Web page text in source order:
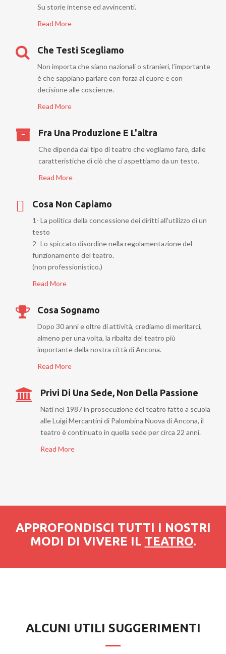
Su storie intense ed avvincenti.
Read More
Che Testi Scegliamo
Non importa che siano nazionali o stranieri, l’importante
è che sappiano parlare con forza al cuore e con
decisione alle coscienze.
Read More
Fra Una Produzione E L'altra
Che dipenda dal tipo di teatro che vogliamo fare, dalle
caratteristiche di ciò che ci aspettiamo da un testo.
Read More
Cosa Non Capiamo
1- La politica della concessione dei diritti all'utilizzo di un
testo
2- Lo spiccato disordine nella regolamentazione del
funzionamento del teatro.
(non professionistico.)
Read More
Cosa Sognamo
Dopo 30 anni e oltre di attività, crediamo di meritarci,
almeno per una volta, la ribalta del teatro più
importante della nostra città di Ancona.
Read More
Privi Di Una Sede, Non Della Passione
Nati nel 1987 in prosecuzione del teatro fatto a scuola
alle Luigi Mercantini di Palombina Nuova di Ancona, il
teatro è continuato in quella sede per circa 22 anni.
Read More
APPROFONDISCI TUTTI I NOSTRI
MODI DI VIVERE IL TEATRO.
ALCUNI UTILI SUGGERIMENTI